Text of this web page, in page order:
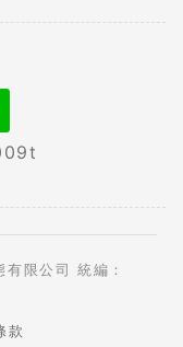
限公司 統編：
款